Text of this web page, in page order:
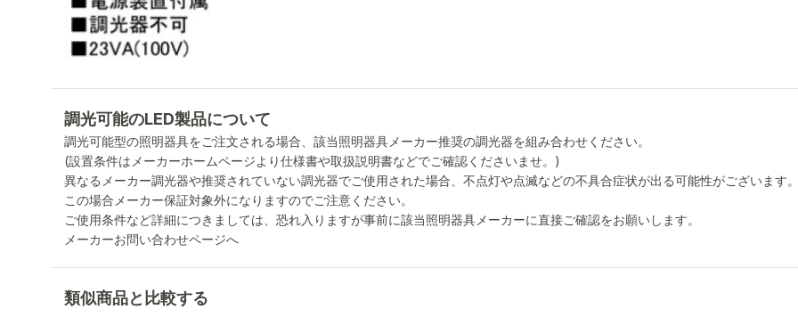
調光可能のLED製品について
調光可能型の照明器具をご注文される場合、該当照明器具メーカー推奨の調光器を組み合わせください。
(設置条件はメーカーホームページより仕様書や取扱説明書などでご確認くださいませ。)
異なるメーカー調光器や推奨されていない調光器でご使用された場合、不点灯や点滅などの不具合症状が出る可能性がございます。
この場合メーカー保証対象外になりますのでご注意ください。
ご使用条件など詳細につきましては、恐れ入りますが事前に該当照明器具メーカーに直接ご確認をお願いします。
メーカーお問い合わせページへ
類似商品と比較する